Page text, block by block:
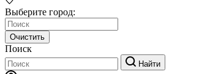
Выберите город:
Очистить
Поиск
Найти